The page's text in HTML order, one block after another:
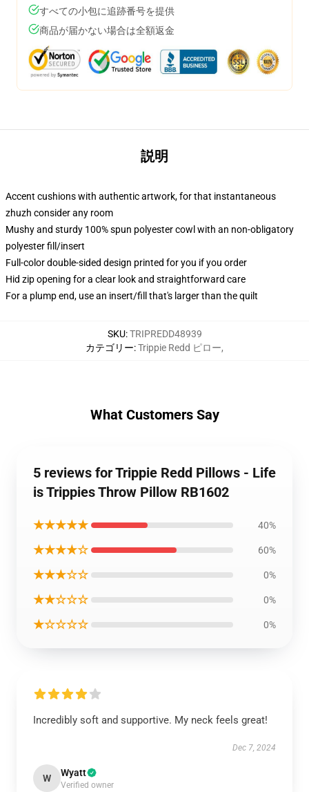
すべての小包に追跡番号を提供
商品が届かない場合は全額返金
説明
Accent cushions with authentic artwork, for that instantaneous
zhuzh consider any room
Mushy and sturdy 100% spun polyester cowl with an non-obligatory
polyester fill/insert
Full-color double-sided design printed for you if you order
Hid zip opening for a clear look and straightforward care
For a plump end, use an insert/fill that's larger than the quilt
SKU:TRIPREDD48939
カテゴリー:Trippie Redd ピロー,
What Customers Say
5 reviews for Trippie Redd Pillows - Life
is Trippies Throw Pillow RB1602
★★★★★ 40%
★★★★☆ 60%
★★★☆☆ 0%
★★☆☆☆ 0%
★☆☆☆☆ 0%
Incredibly soft and supportive. My neck feels great!
Dec 7, 2024
W Wyatt
Verified owner